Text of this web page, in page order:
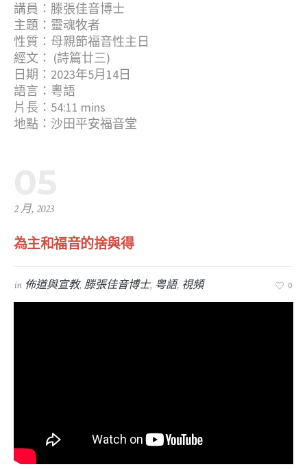
講員：滕張佳音博士
主題：靈魂牧者
性質：母親節福音性主日
經文： (詩篇廿三)
日期：2023年5月14日
語言：粵語
片長：54:11 mins
地點：沙田平安福音堂
2 月, 2023
為主和福音的捨與得
in 佈道與宣教,滕張佳音博士, 粤語, 視頻 0